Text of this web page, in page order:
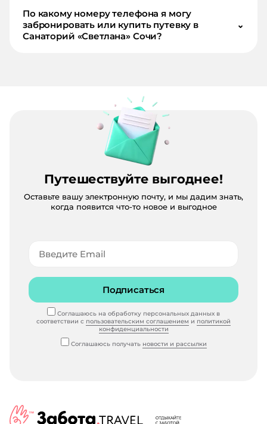
По какому номеру телефона я могу
забронировать или купить путевку в
Санаторий «Светлана» Сочи?
⌄
Путешествуйте выгоднее!
Оставьте вашу электронную почту, и мы дадим знать,
когда появится что-то новое и выгодное
Подписаться
Соглашаюсь на обработку персональных данных в
соответствии с пользовательским соглашением и политикой
конфиденциальности
Соглашаюсь получать новости и рассылки